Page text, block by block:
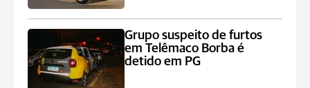
Grupo suspeito de furtos
em Telêmaco Borba é
detido em PG